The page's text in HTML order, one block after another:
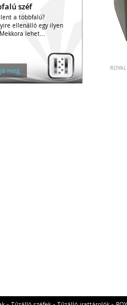
széfek
széf
a többfalú?
ellenálló egy ilyen
lehet...
meg